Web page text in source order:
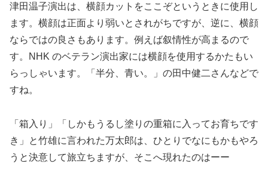
津田温子演出は、横顔カットをここぞというときに使用し
ます。横顔は正面より弱いとされがちですが、逆に、横顔
ならではの良さもあります。例えば叙情性が高まるので
す。NHK のベテラン演出家には横顔を使用するかたもい
らっしゃいます。「半分、青い。」の田中健二さんなどで
すね。
「箱入り」「しかもうるし塗りの重箱に入ってお育ちです
き」と竹雄に言われた万太郎は、ひとりでなにもかもやろ
うと決意して旅立ちますが、そこへ現れたのはーー